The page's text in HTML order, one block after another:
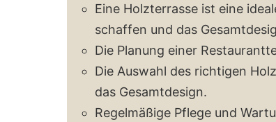
Eine Holzterrasse ist eine
schaffen und das
Die Planung einer
Die Auswahl des richtigen
das Gesamtdesign.
Regelmäßige Pflege und